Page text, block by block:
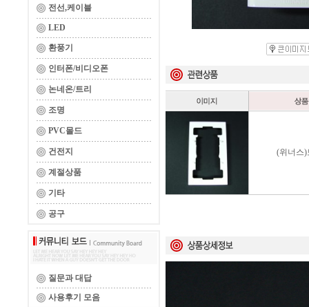
전선,케이블
LED
환풍기
인터폰/비디오폰
논네온/트리
조명
PVC몰드
건전지
계절상품
기타
공구
질문과 대답
사용후기 모음
(위너스)